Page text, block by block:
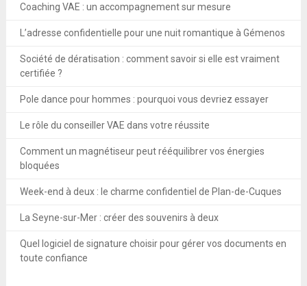
Coaching VAE : un accompagnement sur mesure
L’adresse confidentielle pour une nuit romantique à Gémenos
Société de dératisation : comment savoir si elle est vraiment
certifiée ?
Pole dance pour hommes : pourquoi vous devriez essayer
Le rôle du conseiller VAE dans votre réussite
Comment un magnétiseur peut rééquilibrer vos énergies
bloquées
Week-end à deux : le charme confidentiel de Plan-de-Cuques
La Seyne-sur-Mer : créer des souvenirs à deux
Quel logiciel de signature choisir pour gérer vos documents en
toute confiance